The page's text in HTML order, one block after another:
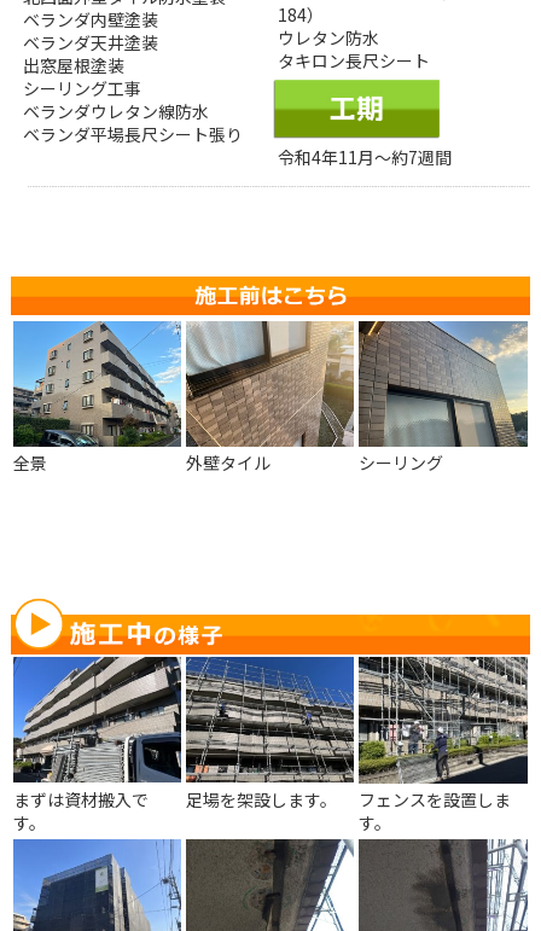
ベランダ内壁塗装
ベランダ天井塗装
出窓屋根塗装
シーリング工事
ベランダウレタン線防水
ベランダ平場長尺シート張り
184）
ウレタン防水
タキロン長尺シート
令和4年11月～約7週間
全景 外壁タイル シーリング
まずは資材搬入で
す。
足場を架設します。
フェンスを設置しま
す。